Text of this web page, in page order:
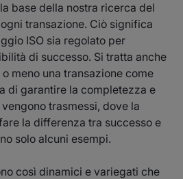
base della nostra ricerca del
transazione. Ciò significa
ISO sia regolato per
di successo. Si tratta anche
meno una transazione come
di garantire la completezza e
trasmessi, dove la
la differenza tra successo e
solo alcuni esempi.
così dinamici e variegati che